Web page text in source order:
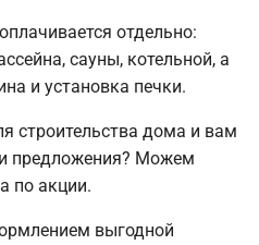
отдельно:
сауны, котельной, а
и установка печки.
строительства дома и вам
предложения? Можем
по акции.
выгодной